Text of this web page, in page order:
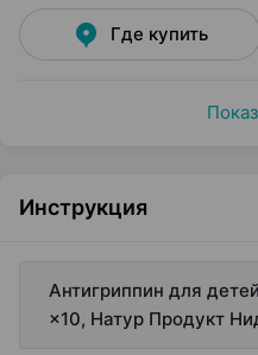
Где купить
Инструкция
Антигриппин для
×10, Натур Продукт